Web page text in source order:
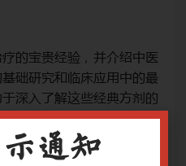
的宝贵经验，并介绍中医
础研究和临床应用中的最
深入了解这些经典方剂的
2024 9.00am
通知